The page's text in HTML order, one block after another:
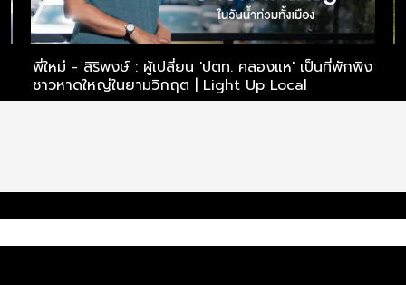
พี่ใหม่ - สิริพงษ์ : ผู้เปลี่ยน 'ปตท. คลองแห' เป็นที่พักพิง
ชาวหาดใหญ่ในยามวิกฤต | Light Up Local